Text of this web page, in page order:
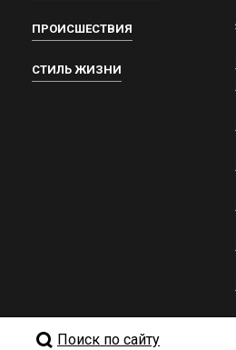
ПРОИСШЕСТВИЯ
СТИЛЬ ЖИЗНИ
Поиск по сайту